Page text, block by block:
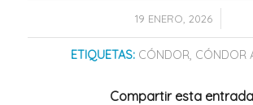
19 ENERO, 2026
/
ETIQUETAS: CÓNDOR, CÓNDOR
Compartir esta entrada